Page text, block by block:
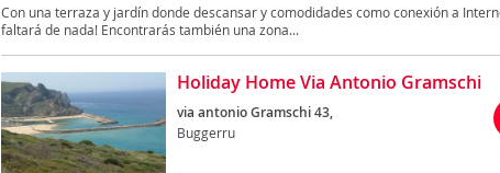
Con una terraza y jardín donde descansar y comodidades como conexión a
faltará de nada! Encontrarás también una zona...
Holiday Home Via Antonio Gramschi
via antonio Gramschi 43,
Buggerru